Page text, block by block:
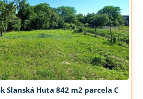
Slanská Huta 842 m2 parcela C